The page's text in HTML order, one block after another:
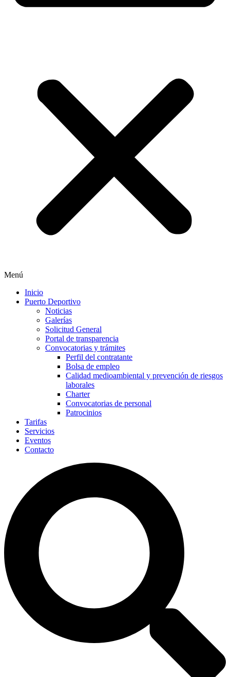
Menú
Inicio
Puerto Deportivo
Noticias
Galerías
Solicitud General
Portal de transparencia
Convocatorias y trámites
Perfil del contratante
Bolsa de empleo
Calidad medioambiental y prevención de riesgos
laborales
Charter
Convocatorias de personal
Patrocinios
Tarifas
Servicios
Eventos
Contacto